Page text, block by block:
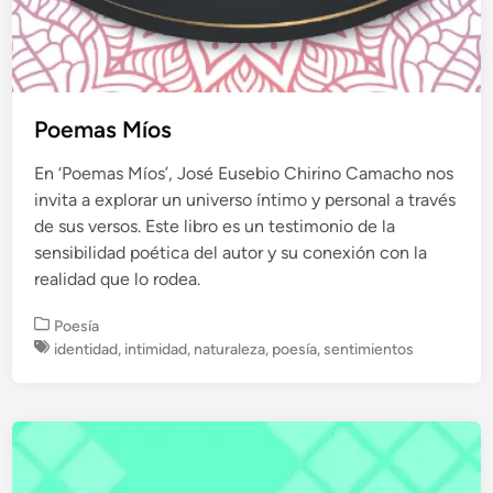
Poemas Míos
En ‘Poemas Míos’, José Eusebio Chirino Camacho nos
invita a explorar un universo íntimo y personal a través
de sus versos. Este libro es un testimonio de la
sensibilidad poética del autor y su conexión con la
realidad que lo rodea.
P
u
i
a
d
Poesía
identidad, intimidad, naturaleza, poesía,sentimientos